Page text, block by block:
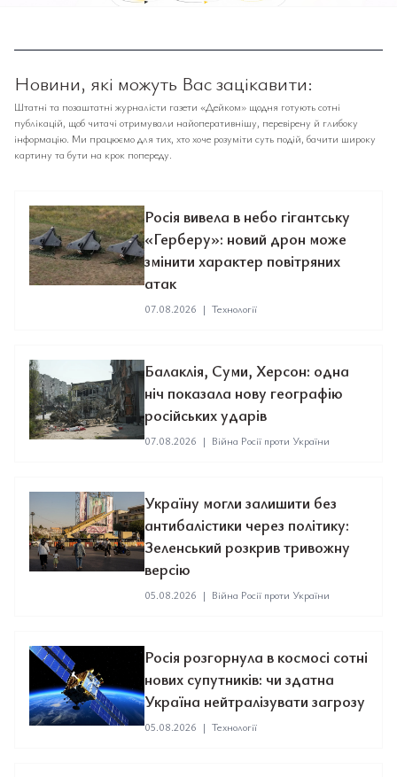
Новини, які можуть Вас зацікавити:
Штатні та позаштатні журналісти газети «Дейком» щодня готують сотні
публікацій, щоб читачі отримували найоперативнішу, перевірену й глибоку
інформацію. Ми працюємо для тих, хто хоче розуміти суть подій, бачити широку
картину та бути на крок попереду.
Росія вивела в небо гігантську
«Герберу»: новий дрон може
змінити характер повітряних
атак
07.08.2026 | Технології
Балаклія, Суми, Херсон: одна
ніч показала нову географію
російських ударів
07.08.2026 | Війна Росії проти України
Україну могли залишити без
антибалістики через політику:
Зеленський розкрив тривожну
версію
05.08.2026 | Війна Росії проти України
Росія розгорнула в космосі сотні
нових супутників: чи здатна
Україна нейтралізувати загрозу
05.08.2026 | Технології